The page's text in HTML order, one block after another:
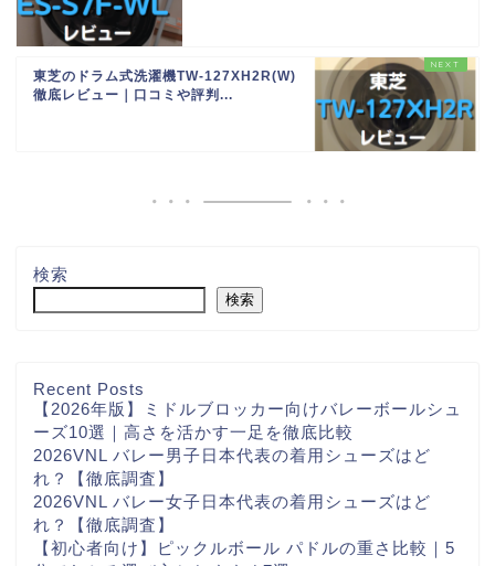
東芝のドラム式洗濯機TW-127XH2R(W)
徹底レビュー｜口コミや評判...
検索
検索
Recent Posts
【2026年版】ミドルブロッカー向けバレーボールシュ
ーズ10選｜高さを活かす一足を徹底比較
2026VNL バレー男子日本代表の着用シューズはど
れ？【徹底調査】
2026VNL バレー女子日本代表の着用シューズはど
れ？【徹底調査】
【初心者向け】ピックルボール パドルの重さ比較｜5